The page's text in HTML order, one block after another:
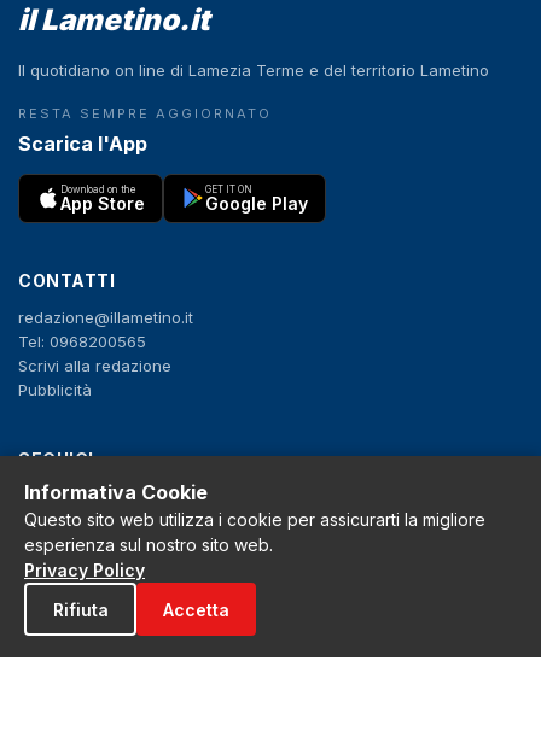
il Lametino.it
Il quotidiano on line di Lamezia Terme e del territorio Lametino
RESTA SEMPRE AGGIORNATO
Scarica l'App
Download on the
App Store
GET IT ON
Google Play
CONTATTI
redazione@illametino.it
Tel: 0968200565
Scrivi alla redazione
Pubblicità
SEGUICI
f X IG YT
Privacy Policy
Cookie Policy
Note legali
La Redazione
Informativa Cookie
Questo sito web utilizza i cookie per assicurarti la migliore
esperienza sul nostro sito web.
Privacy Policy
Rifiuta
Accetta